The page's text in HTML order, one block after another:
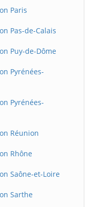
Paris
Pas-de-Calais
Puy-de-Dôme
Pyrénées-
Pyrénées-
Réunion
Rhône
Saône-et-Loire
Sarthe